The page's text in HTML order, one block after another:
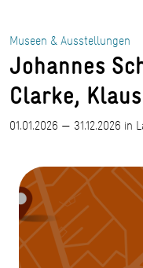
Museen & Ausstellungen
Johannes
Clarke,
01.01.2026 — 31.12.2026 in